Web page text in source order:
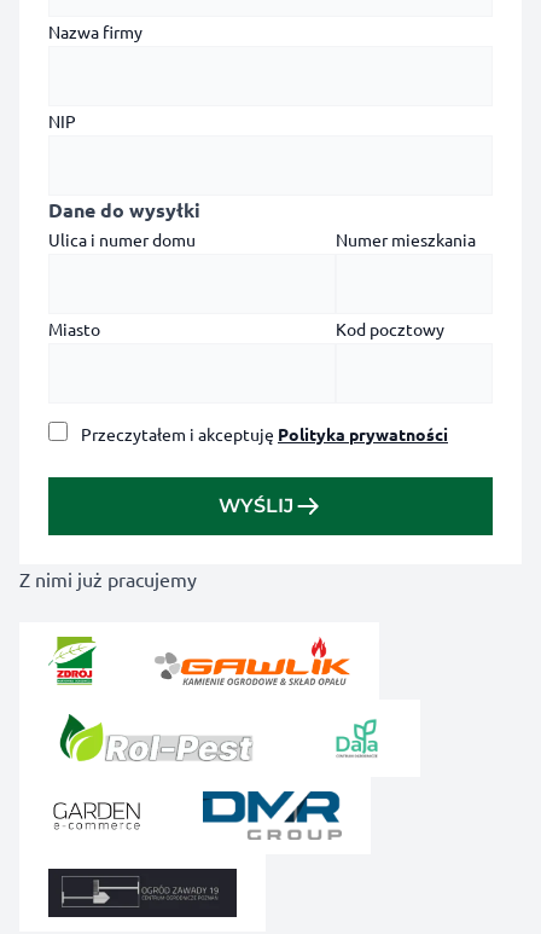
Nazwa firmy
NIP
Dane do wysyłki
Ulica i numer domu Numer mieszkania
Miasto Kod pocztowy
Przeczytałem i akceptuję Polityka prywatności
WYŚLIJ
Z nimi już pracujemy